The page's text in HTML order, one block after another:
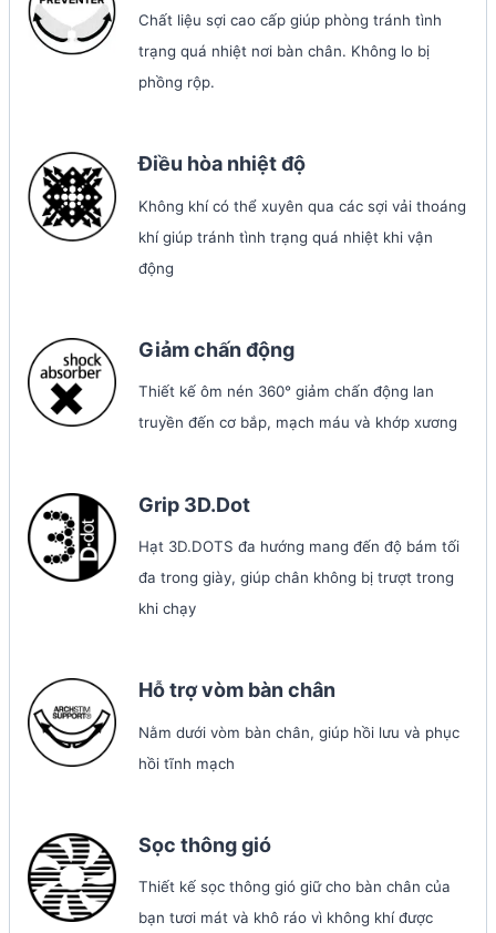
Chất liệu sợi cao cấp giúp phòng tránh tình
trạng quá nhiệt nơi bàn chân. Không lo bị
phồng rộp.
Điều hòa nhiệt độ
Không khí có thể xuyên qua các sợi vải thoáng
khí giúp tránh tình trạng quá nhiệt khi vận
động
Giảm chấn động
Thiết kế ôm nén 360° giảm chấn động lan
truyền đến cơ bắp, mạch máu và khớp xương
Grip 3D.Dot
Hạt 3D.DOTS đa hướng mang đến độ bám tối
đa trong giày, giúp chân không bị trượt trong
khi chạy
Hỗ trợ vòm bàn chân
Nằm dưới vòm bàn chân, giúp hồi lưu và phục
hồi tĩnh mạch
Sọc thông gió
Thiết kế sọc thông gió giữ cho bàn chân của
bạn tươi mát và khô ráo vì không khí được